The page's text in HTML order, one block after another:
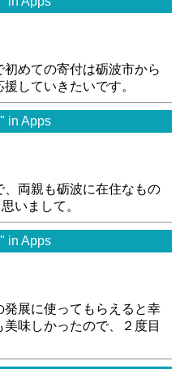
めての寄付は砺波市から
していきたいです。
in Apps
両親も砺波に在住なもの
いまして。
in Apps
展に使ってもらえると幸
味しかったので、２度目